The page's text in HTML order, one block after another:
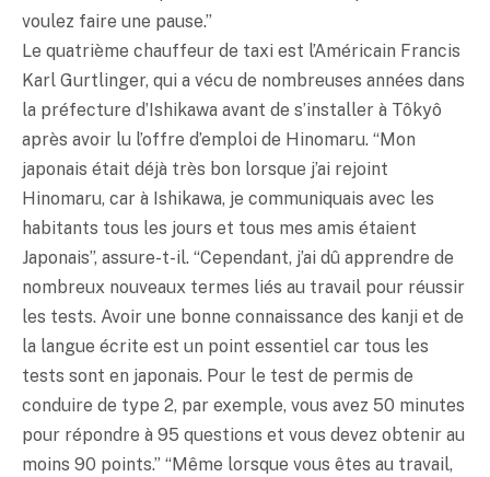
voulez faire une pause.”
Le quatrième chauffeur de taxi est l’Américain Francis
Karl Gurtlinger, qui a vécu de nombreuses années dans
la préfecture d’Ishikawa avant de s’installer à Tôkyô
après avoir lu l’offre d’emploi de Hinomaru. “Mon
japonais était déjà très bon lorsque j’ai rejoint
Hinomaru, car à Ishikawa, je communiquais avec les
habitants tous les jours et tous mes amis étaient
Japonais”, assure-t-il. “Cependant, j’ai dû apprendre de
nombreux nouveaux termes liés au travail pour réussir
les tests. Avoir une bonne connaissance des kanji et de
la langue écrite est un point essentiel car tous les
tests sont en japonais. Pour le test de permis de
conduire de type 2, par exemple, vous avez 50 minutes
pour répondre à 95 questions et vous devez obtenir au
moins 90 points.” “Même lorsque vous êtes au travail,